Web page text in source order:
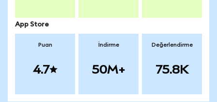
App Store
Puan
4.7
İndirme
50M+
Değerlendirme
75.8K